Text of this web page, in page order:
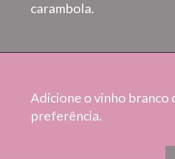
carambola.
Adicione o vinho branco
preferência.